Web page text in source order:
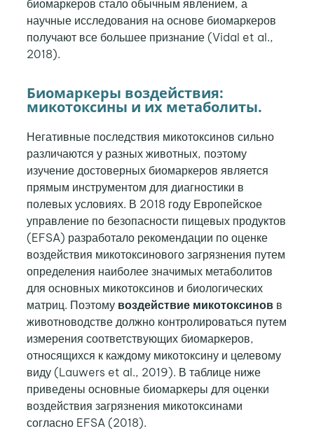
биомаркеров стало обычным явлением, а
научные исследования на основе биомаркеров
получают все большее признание (Vidal et al.,
2018).
Биомаркеры воздействия:
микотоксины и их метаболиты.
Негативные последствия микотоксинов сильно
различаются у разных животных, поэтому
изучение достоверных биомаркеров является
прямым инструментом для диагностики в
полевых условиях. В 2018 году Европейское
управление по безопасности пищевых продуктов
(EFSA) разработало рекомендации по оценке
воздействия микотоксинового загрязнения путем
определения наиболее значимых метаболитов
для основных микотоксинов и биологических
матриц. Поэтому воздействие микотоксиновв
животноводстве должно контролироваться путем
измерения соответствующих биомаркеров,
относящихся к каждому микотоксину и целевому
виду (Lauwers et al., 2019). В таблице ниже
приведены основные биомаркеры для оценки
воздействия загрязнения микотоксинами
согласно EFSA (2018).